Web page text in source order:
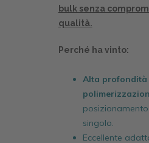
bulk senza
qualità.
Perché ha vinto:
Alta profondità
singolo.
Eccellente